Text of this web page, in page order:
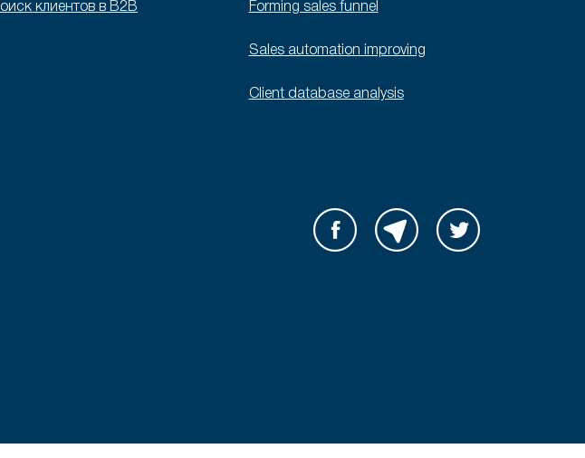
клиентов в B2B Forming sales funnel
Sales automation improving
Client database analysis